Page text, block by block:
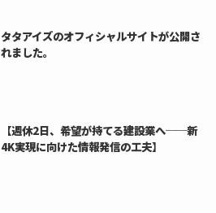
タタアイズのオフィシャルサイトが公開さ
れました。
【週休2日、希望が持てる建設業へ──新
4K実現に向けた情報発信の工夫】